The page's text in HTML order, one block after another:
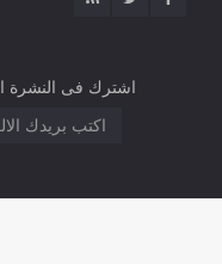
اشترك فى النشرة